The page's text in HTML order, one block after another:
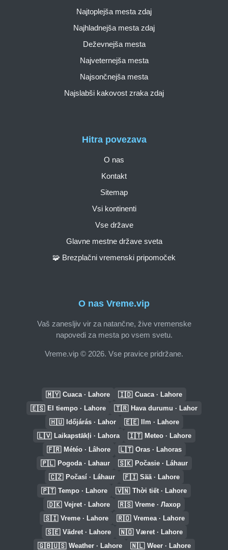
O nas Vreme.vip
Vaš zanesljiv vir za natančne, žive vremenske
napovedi za mesta po vsem svetu.
Vreme.vip © 2026. Vse pravice pridržane.
Hitra povezava
O nas
Kontakt
Sitemap
Vsi kontinenti
Vse države
Glavne mestne države sveta
🧩 Brezplačni vremenski pripomoček
Najtoplejša mesta zdaj
Najhladnejša mesta zdaj
Deževnejša mesta
Najveternejša mesta
Najsončnejša mesta
Najslabši kakovost zraka zdaj
🇲🇾 Cuaca · Lahore 🇮🇩 Cuaca · Lahore
🇪🇸 El tiempo · Lahore 🇹🇷 Hava durumu · Lahor
🇭🇺 Időjárás · Lahor 🇪🇪 Ilm · Lahore
🇱🇻 Laikapstākļi · Lahora 🇮🇹 Meteo · Lahore
🇫🇷 Météo · Lâhore 🇱🇹 Oras · Lahoras
🇵🇱 Pogoda · Lahaur 🇸🇰 Počasie · Láhaur
🇨🇿 Počasí · Láhaur 🇫🇮 Sää · Lahore
🇵🇹 Tempo · Lahore 🇻🇳 Thời tiết · Lahore
🇩🇰 Vejret · Lahore 🇷🇸 Vreme · Лахор
🇸🇮 Vreme · Lahore 🇷🇴 Vremea · Lahore
🇸🇪 Vädret · Lahore 🇳🇴 Været · Lahore
🇬🇧🇺🇸 Weather · Lahore 🇳🇱 Weer · Lahore